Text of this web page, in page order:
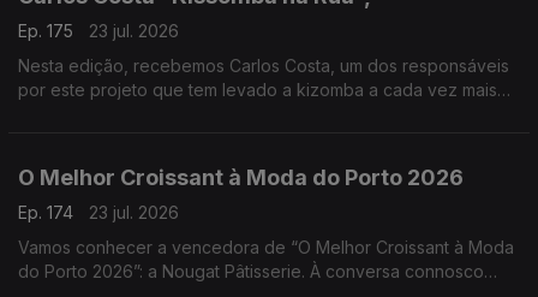
Ep. 175
23 jul. 2026
Nesta edição, recebemos Carlos Costa, um dos responsáveis
por este projeto que tem levado a kizomba a cada vez mais
O Melhor Croissant à Moda do Porto 2026
Ep. 174
23 jul. 2026
Vamos conhecer a vencedora de “O Melhor Croissant à Moda
do Porto 2026”: a Nougat Pâtisserie. À conversa connosco